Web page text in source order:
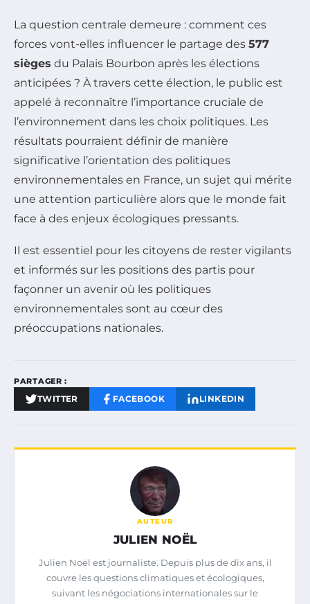
La question centrale demeure : comment ces
forces vont-elles influencer le partage des 577
sièges du Palais Bourbon après les élections
anticipées ? À travers cette élection, le public est
appelé à reconnaître l’importance cruciale de
l’environnement dans les choix politiques. Les
résultats pourraient définir de manière
significative l’orientation des politiques
environnementales en France, un sujet qui mérite
une attention particulière alors que le monde fait
face à des enjeux écologiques pressants.
Il est essentiel pour les citoyens de rester vigilants
et informés sur les positions des partis pour
façonner un avenir où les politiques
environnementales sont au cœur des
préoccupations nationales.
PARTAGER :
TWITTER FACEBOOK LINKEDIN
AUTEUR
JULIEN NOËL
Julien Noël est journaliste. Depuis plus de dix ans, il
couvre les questions climatiques et écologiques,
suivant les négociations internationales sur le